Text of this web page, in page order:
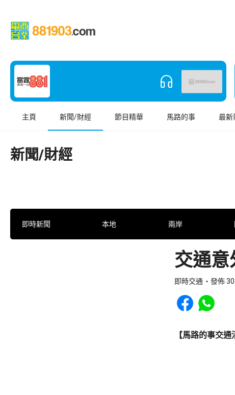
主頁 新聞/財經 節目精華 馬路的事 最新
新聞/財經
即時新聞 本地 兩岸
交通
即時交通 發佈
Share to Facebook
Share to
【馬路的事交通